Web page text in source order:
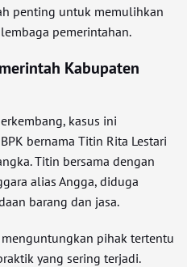
penting untuk memulihkan
pemerintahan.
Kabupaten
kasus ini
bernama Titin Rita Lestari
Titin bersama dengan
alias Angga, diduga
barang dan jasa.
pihak tertentu
yang sering terjadi.